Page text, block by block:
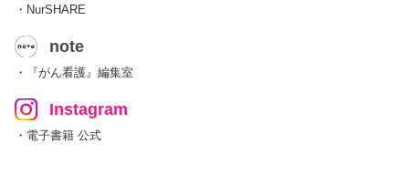
・NurSHARE
note
・『がん看護』編集室
Instagram
・電子書籍 公式